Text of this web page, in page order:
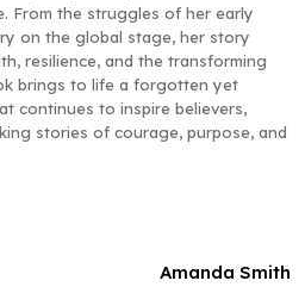
From the struggles of her early
on the global stage, her story
resilience, and the transforming
brings to life a forgotten yet
continues to inspire believers,
stories of courage, purpose, and
Amanda Smith